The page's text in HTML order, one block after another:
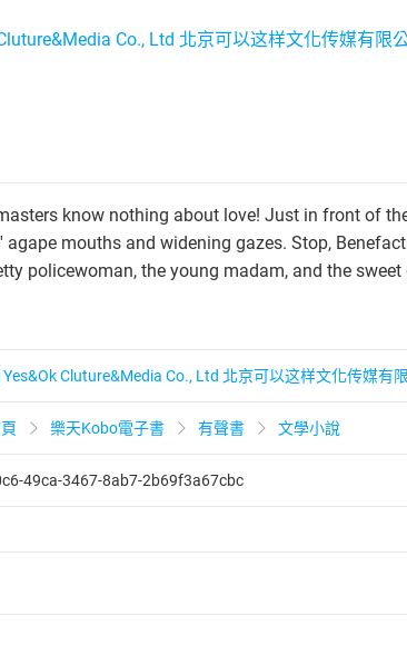
Co., Ltd 北京可以这样文化传媒有限
know nothing about love! Just in front of
mouths and widening gazes. Stop,
policewoman, the young madam, and the
Yes&Ok Cluture&Media Co., Ltd 北京可以这样文化传媒有
樂天Kobo電子書 有聲書 文學小說
49ca-3467-8ab7-2b69f3a67cbc